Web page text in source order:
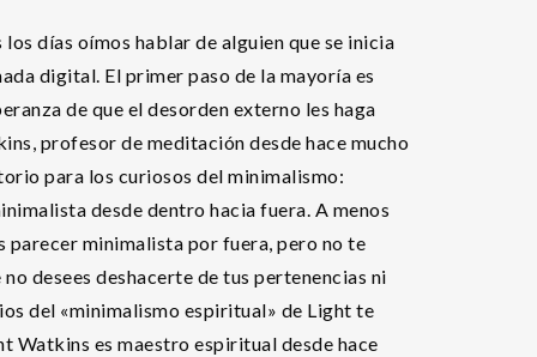
días oímos hablar de alguien que se inicia
digital. El primer paso de la mayoría es
de que el desorden externo les haga
profesor de meditación desde hace mucho
para los curiosos del minimalismo:
desde dentro hacia fuera. A menos
parecer minimalista por fuera, pero no te
desees deshacerte de tus pertenencias ni
del «minimalismo espiritual» de Light te
Watkins es maestro espiritual desde hace